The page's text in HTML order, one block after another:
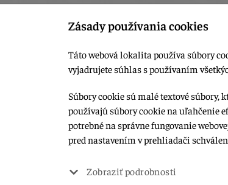
© 2015-2026, LIANA GOLIAŠ s.r.o. všetky
Upraviť nastavenia Cookies
Zásady používania cookies
Táto webová lokalita používa súbory
vyjadrujete súhlas s používaním
Súbory cookie sú malé textové
používajú súbory cookie na uľahčenie
potrebné na správne fungovanie
pred nastavením v prehliadači
Zobraziť podrobnosti